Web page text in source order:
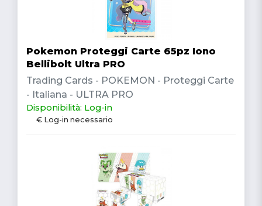
Pokemon Proteggi Carte 65pz Iono
Bellibolt Ultra PRO
Trading Cards - POKEMON - Proteggi Carte
- Italiana - ULTRA PRO
Disponibilità: Log-in
€ Log-in necessario